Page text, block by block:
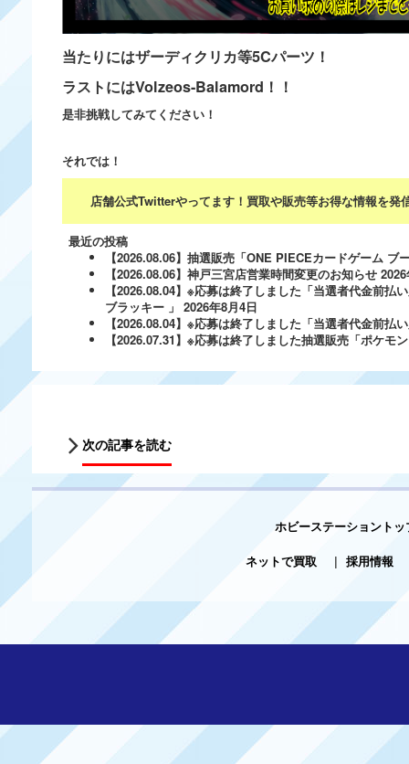
当たりにはザーディクリカ等5Cパーツ！
ラストにはVolzeos-Balamord！！
是非挑戦してみてください！
それでは！
店舗公式Twitterやってます！買取や販売等お得な情報を
最近の投稿
【2026.08.06】抽選販売「ONE PIECEカードゲーム ブ
【2026.08.06】神戸三宮店営業時間変更のお知らせ
【2026.08.04】※応募は終了しました「当選者代金前
ブラッキー 」 2026年8月4日
【2026.08.04】※応募は終了しました「当選者代金前
【2026.07.31】※応募は終了しました抽選販売「ポケ
次の記事を読む
ホビーステーショントッ
ネットで買取
| 採用情報